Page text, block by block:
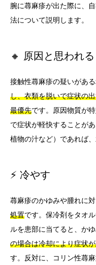
腕に蕁麻疹が出た際に、
法について説明します。
🔸 原因と思われ
接触性蕁麻疹の疑いがある
し、衣類を脱いで症状の
最優先です。原因物質が
で症状が軽快することが
植物の汁など）であれば
⚡ 冷やす
蕁麻疹のかゆみや腫れに対
処置です。保冷剤をタオ
ルを患部に当てると、かゆ
の場合は冷却により症状
す。反対に、コリン性蕁